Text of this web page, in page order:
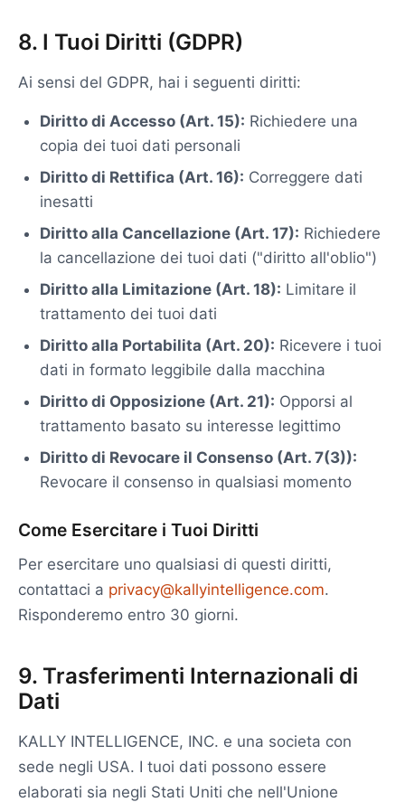
8. I Tuoi Diritti (GDPR)
Ai sensi del GDPR, hai i seguenti diritti:
Diritto di Accesso (Art. 15): Richiedere una
copia dei tuoi dati personali
Diritto di Rettifica (Art. 16): Correggere dati
inesatti
Diritto alla Cancellazione (Art. 17): Richiedere
la cancellazione dei tuoi dati ("diritto all'oblio")
Diritto alla Limitazione (Art. 18): Limitare il
trattamento dei tuoi dati
Diritto alla Portabilita (Art. 20): Ricevere i tuoi
dati in formato leggibile dalla macchina
Diritto di Opposizione (Art. 21): Opporsi al
trattamento basato su interesse legittimo
Diritto di Revocare il Consenso (Art. 7(3)):
Revocare il consenso in qualsiasi momento
Come Esercitare i Tuoi Diritti
Per esercitare uno qualsiasi di questi diritti,
contattaci a privacy@kallyintelligence.com.
Risponderemo entro 30 giorni.
9. Trasferimenti Internazionali di
Dati
KALLY INTELLIGENCE, INC. e una societa con
sede negli USA. I tuoi dati possono essere
elaborati sia negli Stati Uniti che nell'Unione